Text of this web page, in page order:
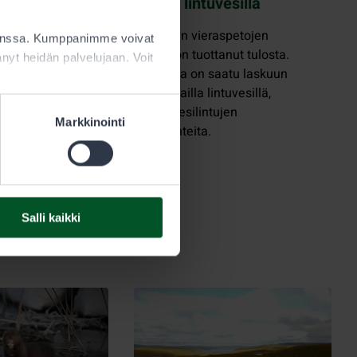
Kumppanimme voivat
heidän palvelujaan. Voit
Markkinointi
Salli kaikki
Lapin
on
Laajamittainen vieraspetojen
pyyntihanke on tuottanut tulosta.
Supikoirakanta on saatu laskuun
useilla arvokkailla lintuvesillä,
mikä turvaa vesilintujen
pesimäolosuhteita.